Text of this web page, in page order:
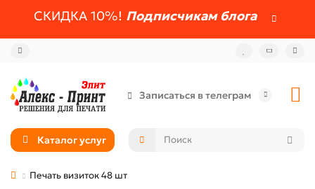
СКИДКА 10%! Подписчикам блога
Записаться в телеграм
Каталог услуг
Печать визиток 48 шт